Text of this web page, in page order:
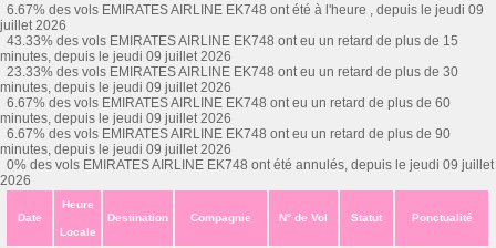
6.67% des vols EMIRATES AIRLINE EK748 ont été à l'heure , depuis le jeudi 09
juillet 2026
43.33% des vols EMIRATES AIRLINE EK748 ont eu un retard de plus de 15
minutes, depuis le jeudi 09 juillet 2026
23.33% des vols EMIRATES AIRLINE EK748 ont eu un retard de plus de 30
minutes, depuis le jeudi 09 juillet 2026
6.67% des vols EMIRATES AIRLINE EK748 ont eu un retard de plus de 60
minutes, depuis le jeudi 09 juillet 2026
6.67% des vols EMIRATES AIRLINE EK748 ont eu un retard de plus de 90
minutes, depuis le jeudi 09 juillet 2026
0% des vols EMIRATES AIRLINE EK748 ont été annulés, depuis le jeudi 09 juillet
2026
Date
Heure
Locale
Destination Compagnie N° de Vol Statut Ponctualité